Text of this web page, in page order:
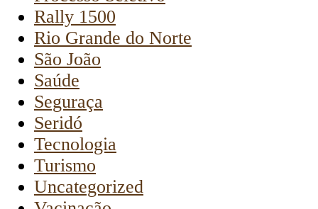
Rally 1500
Rio Grande do Norte
São João
Saúde
Seguraça
Seridó
Tecnologia
Turismo
Uncategorized